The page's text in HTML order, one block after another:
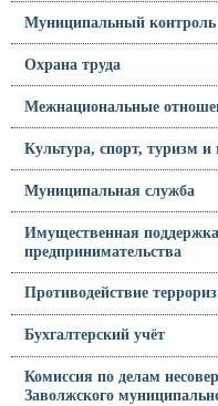
Муниципальный контроль
Охрана труда
Межнациональные
Культура, спорт, туризм
Муниципальная служба
Имущественная поддержка
предпринимательства
Противодействие
Бухгалтерский учёт
Комиссия по делам
Заволжского